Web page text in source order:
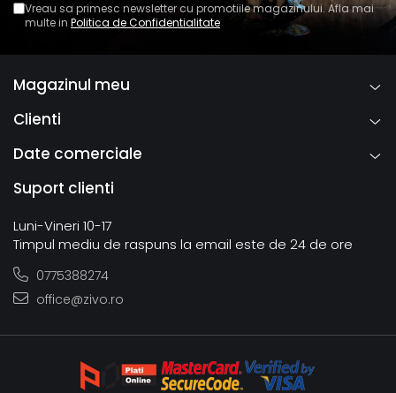
Vreau sa primesc newsletter cu promotiile magazinului. Afla mai
multe in Politica de Confidentialitate
Magazinul meu
Clienti
Date comerciale
Suport clienti
Luni-Vineri 10-17
Timpul mediu de raspuns la email este de 24 de ore
0775388274
office@zivo.ro